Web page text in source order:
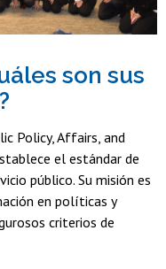
son sus
Policy, Affairs, and
el estándar de
público. Su misión es
en políticas y
criterios de